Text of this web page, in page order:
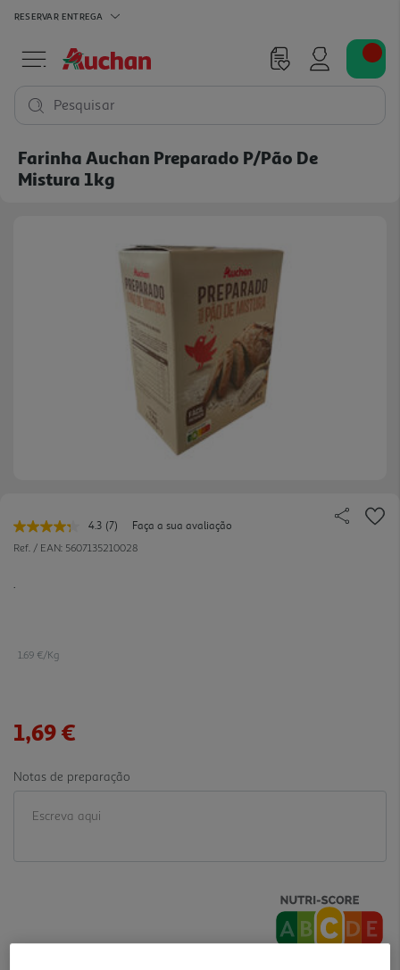
RESERVAR ENTREGA
Pesquisar
Farinha Auchan Preparado P/pão De
Mistura 1kg
4.3 Leu
7
(7)
Faça a sua avaliação
Ref. / EAN: 5607135210028
1.69 €/Kg
1,69 €
Notas de preparação